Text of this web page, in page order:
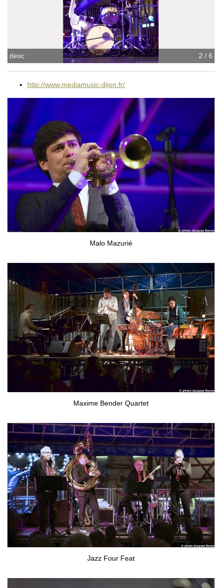
2 / 6
desc
http://www.mediamusic-dijon.fr/
Malo Mazurié
Maxime Bender Quartet
Jazz Four Feat